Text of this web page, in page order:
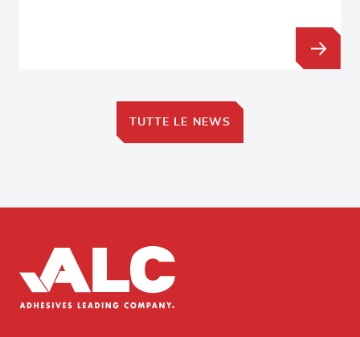
TUTTE LE NEWS